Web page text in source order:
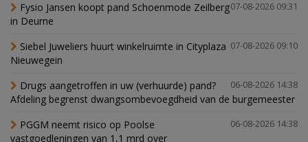
07-08-2026 09:31
Fysio Jansen koopt pand Schoenmode Zeilberg
in Deurne
07-08-2026 09:10
Siebel Juweliers huurt winkelruimte in Cityplaza
Nieuwegein
06-08-2026 14:38
Drugs aangetroffen in uw (verhuurde) pand?
Afdeling begrenst dwangsombevoegdheid van de burgemeester
06-08-2026 14:38
PGGM neemt risico op Poolse
vastgoedleningen van 1,1 mrd over